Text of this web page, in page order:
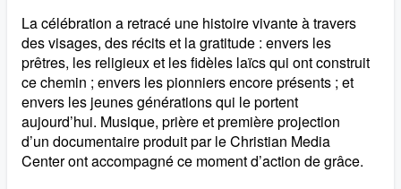
La célébration a retracé une histoire vivante à travers
des visages, des récits et la gratitude : envers les
prêtres, les religieux et les fidèles laïcs qui ont construit
ce chemin ; envers les pionniers encore présents ; et
envers les jeunes générations qui le portent
aujourd’hui. Musique, prière et première projection
d’un documentaire produit par le Christian Media
Center ont accompagné ce moment d’action de grâce.